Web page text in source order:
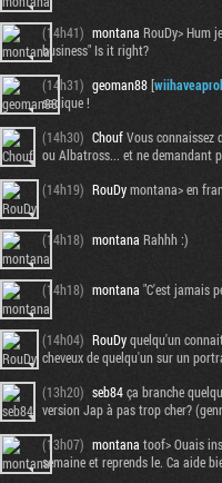
(14h41) montana RouDy> Hum
business" Is it right?
(14h31) geoman88[
sadique !
(14h30) ChoufVous connaissez
ou Albatross... et ne demandant
(14h19) RouDymontana> en
(14h18) montana Rahhh :)
(14h18) montana "C'est jamais
(14h04) RouDyquelqu'un
cheveux de quelqu'un sur un
(13h20) seb84ça branche
version Jap à pas trop cher?
(13h07) montana toof> Ouais
semaine et reprends le. Ca aide